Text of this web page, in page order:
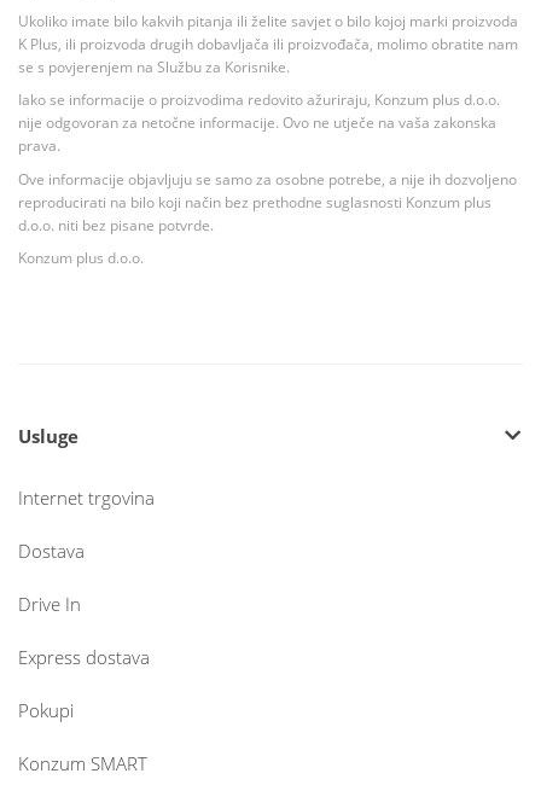
Ukoliko imate bilo kakvih pitanja ili želite savjet o bilo kojoj marki proizvoda
K Plus, ili proizvoda drugih dobavljača ili proizvođača, molimo obratite nam
se s povjerenjem na Službu za Korisnike.
Iako se informacije o proizvodima redovito ažuriraju, Konzum plus d.o.o.
nije odgovoran za netočne informacije. Ovo ne utječe na vaša zakonska
prava.
Ove informacije objavljuju se samo za osobne potrebe, a nije ih dozvoljeno
reproducirati na bilo koji način bez prethodne suglasnosti Konzum plus
d.o.o. niti bez pisane potvrde.
Konzum plus d.o.o.
Usluge
Internet trgovina
Dostava
Drive In
Express dostava
Pokupi
Konzum SMART